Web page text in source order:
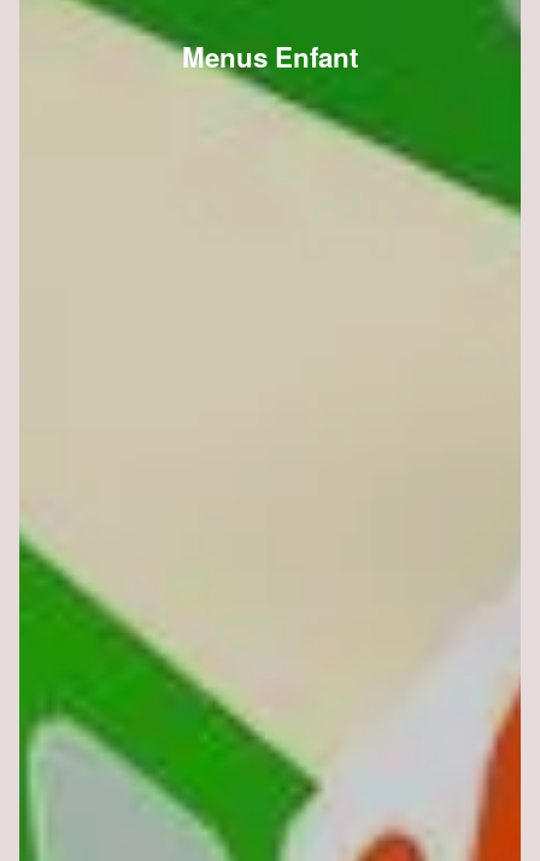
Menus Enfant